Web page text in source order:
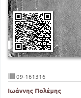
09-161316
Ιωάννης Πολέμης